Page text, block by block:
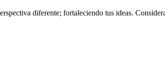
diferente; fortaleciendo tus ideas.